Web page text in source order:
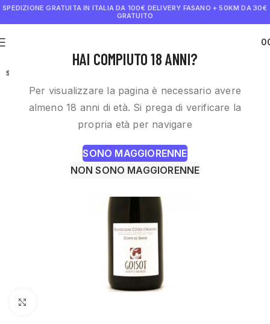
HAI COMPIUTO 18 ANNI?
Per visualizzare la pagina è necessario avere
almeno 18 anni di età. Si prega di verificare la
propria età per navigare
SONO MAGGIORENNE
NON SONO MAGGIORENNE
SPEDIZIONE GRATUITA IN ITALIA DA 100€ DELIVERY FASANO + 50KM DA 30€
GRATUITO
SOLD OUT